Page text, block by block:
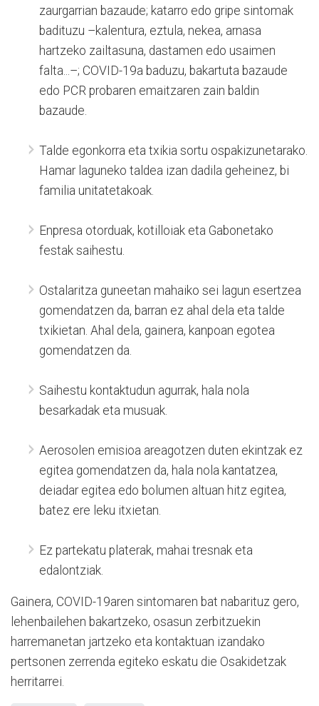
zaurgarrian bazaude; katarro edo gripe sintomak
badituzu –kalentura, eztula, nekea, arnasa
hartzeko zailtasuna, dastamen edo usaimen
falta...–; COVID-19a baduzu, bakartuta bazaude
edo PCR probaren emaitzaren zain baldin
bazaude.
Talde egonkorra eta txikia sortu ospakizunetarako.
Hamar laguneko taldea izan dadila geheinez, bi
familia unitatetakoak.
Enpresa otorduak, kotilloiak eta Gabonetako
festak saihestu.
Ostalaritza guneetan mahaiko sei lagun esertzea
gomendatzen da, barran ez ahal dela eta talde
txikietan. Ahal dela, gainera, kanpoan egotea
gomendatzen da.
Saihestu kontaktudun agurrak, hala nola
besarkadak eta musuak.
Aerosolen emisioa areagotzen duten ekintzak ez
egitea gomendatzen da, hala nola kantatzea,
deiadar egitea edo bolumen altuan hitz egitea,
batez ere leku itxietan.
Ez partekatu platerak, mahai tresnak eta
edalontziak.
Gainera, COVID-19aren sintomaren bat nabarituz gero,
lehenbailehen bakartzeko, osasun zerbitzuekin
harremanetan jartzeko eta kontaktuan izandako
pertsonen zerrenda egiteko eskatu die Osakidetzak
herritarrei.